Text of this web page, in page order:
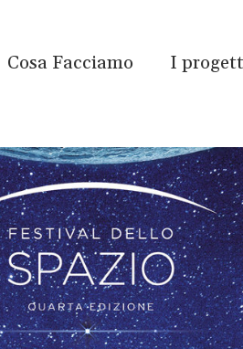
Cosa Facciamo I